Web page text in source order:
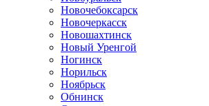
Новочебоксарск
Новочеркасск
Новошахтинск
Новый Уренгой
Ногинск
Норильск
Ноябрьск
Обнинск